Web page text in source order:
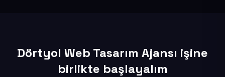
Dörtyol Web Tasarım Ajansı işine
birlikte başlayalım